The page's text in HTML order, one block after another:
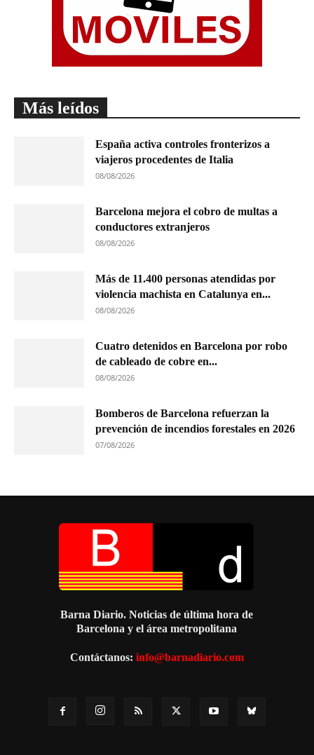
Más leídos
España activa controles fronterizos a
viajeros procedentes de Italia
08/08/2026
Barcelona mejora el cobro de multas a
conductores extranjeros
08/08/2026
Más de 11.400 personas atendidas por
violencia machista en Catalunya en...
08/08/2026
Cuatro detenidos en Barcelona por robo
de cableado de cobre en...
08/08/2026
Bomberos de Barcelona refuerzan la
prevención de incendios forestales en 2026
07/08/2026
Barna Diario. Noticias de última hora de
Barcelona y el área metropolitana
Contáctanos: info@barnadiario.com